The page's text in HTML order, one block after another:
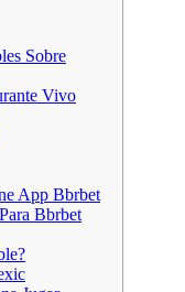
Sobre
Vivo
App Bbrbet
Bbrbet